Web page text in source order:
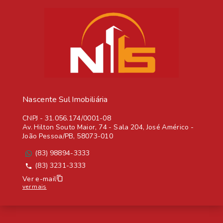
Nascente Sul Imobiliária
CNPJ - 31.056.174/0001-08
Av. Hilton Souto Maior, 74 - Sala 204, José Américo -
João Pessoa/PB, 58073-010
(83) 98894-3333
(83) 3231-3333
Ver e-mail
ver mais